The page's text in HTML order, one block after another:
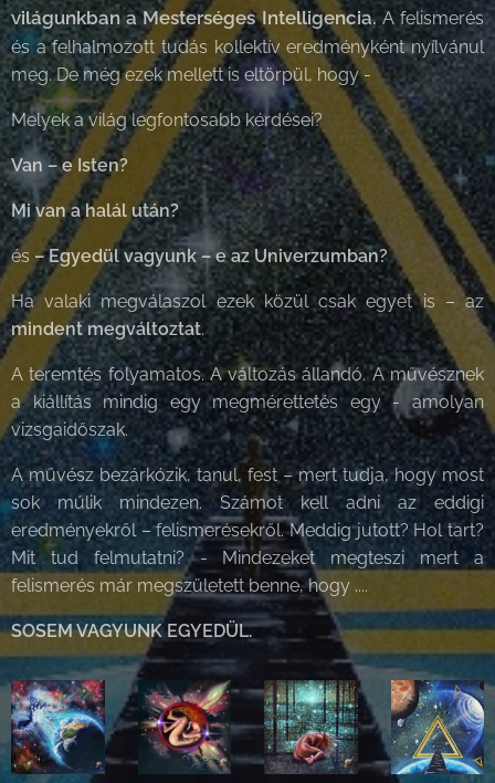
világunkban a Mesterséges Intelligencia.A felismerés
és a felhalmozott tudás kollektív eredményként nyílvánul
meg. De még ezek mellett is eltörpül, hogy -
Melyek a világ legfontosabb kérdései?
Van – e Isten?
Mi van a halál után?
és – Egyedül vagyunk – e az Univerzumban?
Ha valaki megválaszol ezek közül csak egyet is – az
mindent megváltoztat.
A teremtés folyamatos. A változás állandó. A művésznek
a kiállítás mindig egy megmérettetés egy - amolyan
vizsgaidőszak.
A művész bezárkózik, tanul, fest – mert tudja, hogy most
sok múlik mindezen. Számot kell adni az eddigi
eredményekről – felismerésekről. Meddig jutott? Hol tart?
Mit tud felmutatni? - Mindezeket megteszi mert a
felismerés már megszületett benne, hogy ....
SOSEM VAGYUNK EGYEDÜL.